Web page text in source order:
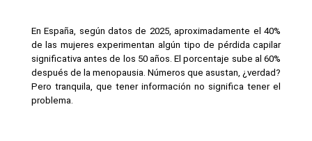
En España, según datos de 2025, aproximadamente el 40%
de las mujeres experimentan algún tipo de pérdida capilar
significativa antes de los 50 años. El porcentaje sube al 60%
después de la menopausia. Números que asustan, ¿verdad?
Pero tranquila, que tener información no significa tener el
problema.